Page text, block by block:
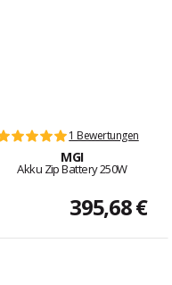
1 Bewertungen
MGI
Akku Zip Battery 250W
395,68 €